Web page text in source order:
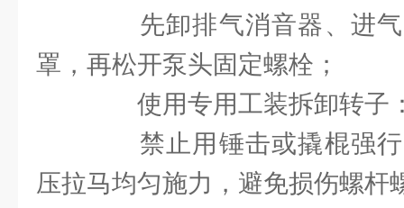
先卸排气消音器、进气
罩，再松开泵头固定螺栓；
使用专用工装拆卸转子
禁止用锤击或撬棍强行
压拉马均匀施力，避免损伤螺杆